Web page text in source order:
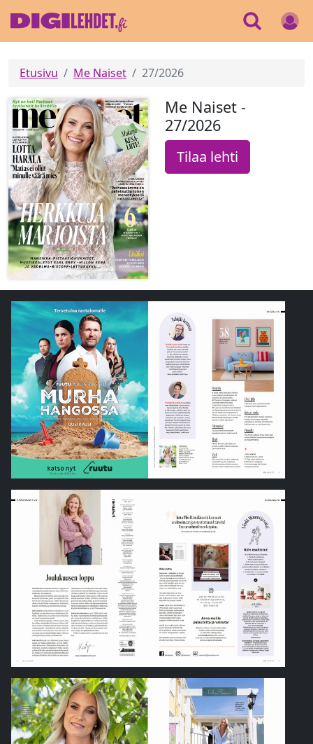
Etusivu Me Naiset 27/2026
Me Naiset -
27/2026
Tilaa lehti